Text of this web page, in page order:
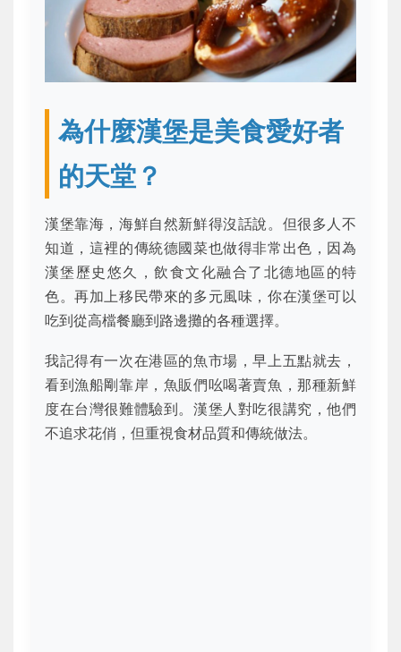
為什麼漢堡是美食愛好者
的天堂？
漢堡靠海，海鮮自然新鮮得沒話說。但很多人不
知道，這裡的傳統德國菜也做得非常出色，因為
漢堡歷史悠久，飲食文化融合了北德地區的特
色。再加上移民帶來的多元風味，你在漢堡可以
吃到從高檔餐廳到路邊攤的各種選擇。
我記得有一次在港區的魚市場，早上五點就去，
看到漁船剛靠岸，魚販們吆喝著賣魚，那種新鮮
度在台灣很難體驗到。漢堡人對吃很講究，他們
不追求花俏，但重視食材品質和傳統做法。